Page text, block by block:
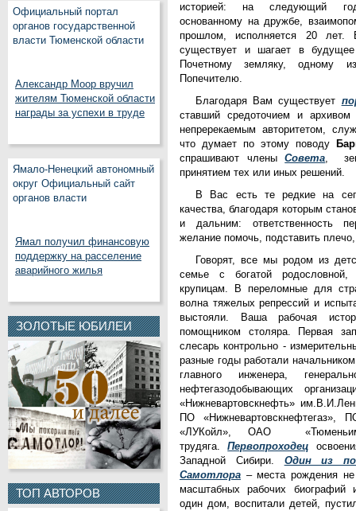
Официальный портал
органов государственной
власти Тюменской области
Александр Моор вручил
жителям Тюменской области
награды за успехи в труде
Ямало-Ненецкий автономный
округ Официальный сайт
органов власти
Ямал получил финансовую
поддержку на расселение
аварийного жилья
ЗОЛОТЫЕ ЮБИЛЕИ
ТОП АВТОРОВ
историей: на следующий
основанному на дружбе,
прошлом, исполняется 20 лет.
существует и шагает в
Почетному земляку, одному
Попечителю.
Благодаря Вам существует
ставший средоточием и
непререкаемым авторитетом,
что думает по этому поводу
спрашивают членыСовета,
принятием тех или иных решений.
В Вас есть те редкие на
качества, благодаря которым
и дальним: ответственность
желание помочь, подставить
Говорят, все мы родом из
семье с богатой родословной,
крупицам. В переломные для
волна тяжелых репрессий и
выстояли. Ваша рабочая
помощником столяра. Первая
слесарь контрольно -
разные годы работали
главного инженера,
нефтегазодобывающих
«Нижневартовскнефть»
ПО «Нижневартовскнефтегаз»,
«ЛУКойл», ОАО
трудяга.Первопроходец
Западной Сибири. Один из
Самотлора – места рождения
масштабных рабочих биографий
один дом, воспитали детей,